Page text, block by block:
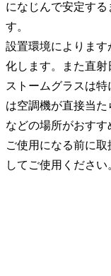
になじんで安定する
す。
設置環境によりま
化します。また直射
ストームグラスは
は空調機が直接当
などの場所がおすす
ご使用になる前に
してご使用ください